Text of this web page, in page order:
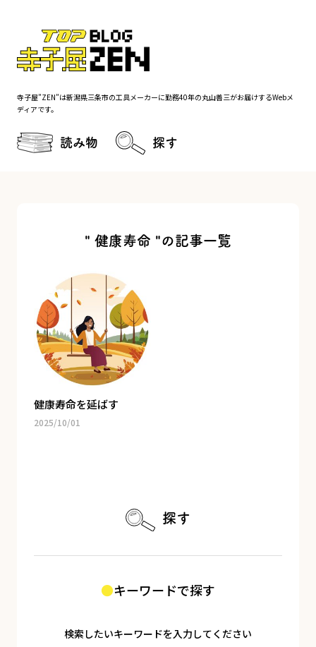
寺子屋”ZEN”は新潟県三条市の工具メーカーに勤務40年の丸山善三がお届けするWebメ
ディアです。
読み物 探す
" 健康寿命 "の記事一覧
健康寿命を延ばす
2025/10/01
探す
キーワードで探す
検索したいキーワードを入力してください